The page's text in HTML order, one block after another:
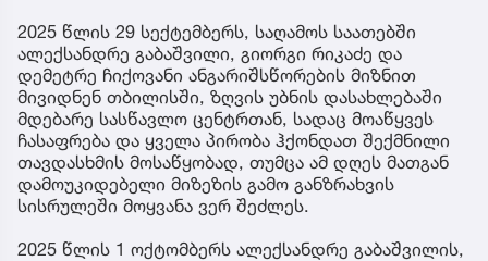
2025 წლის 29 სექტემბერს, საღამოს საათებში
ალექსანდრე გაბაშვილი, გიორგი რიკაძე და
დემეტრე ჩიქოვანი ანგარიშსწორების მიზნით
მივიდნენ თბილისში, ზღვის უბნის დასახლებაში
მდებარე სასწავლო ცენტრთან, სადაც მოაწყვეს
ჩასაფრება და ყველა პირობა ჰქონდათ შექმნილი
თავდასხმის მოსაწყობად, თუმცა ამ დღეს მათგან
დამოუკიდებელი მიზეზის გამო განზრახვის
სისრულეში მოყვანა ვერ შეძლეს.
2025 წლის 1 ოქტომბერს ალექსანდრე გაბაშვილის,